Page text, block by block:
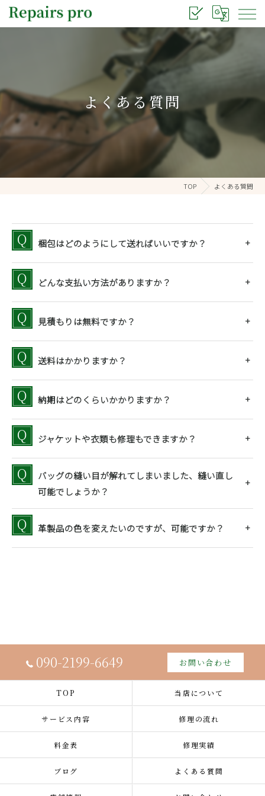
よくある質問
TOP よくある質問
梱包はどのようにして送ればいいですか？
どんな支払い方法がありますか？
見積もりは無料ですか？
送料はかかりますか？
納期はどのくらいかかりますか？
ジャケットや衣類も修理もできますか？
バッグの縫い目が解れてしまいました、縫い直し
可能でしょうか？
革製品の色を変えたいのですが、可能ですか？
090-2199-6649 お問い合わせ
TOP 当店について
サービス内容 修理の流れ
料金表 修理実績
ブログ よくある質問